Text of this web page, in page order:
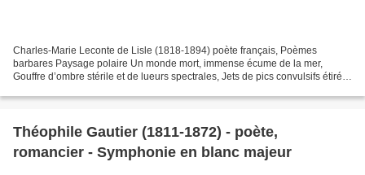
Charles-Marie Leconte de Lisle (1818-1894) poète français, Poèmes
barbares Paysage polaire Un monde mort, immense écume de la mer,
Gouffre d’ombre stérile et de lueurs spectrales, Jets de pics convulsifs étirés
Théophile Gautier (1811-1872) - poète,
romancier - Symphonie en blanc majeur